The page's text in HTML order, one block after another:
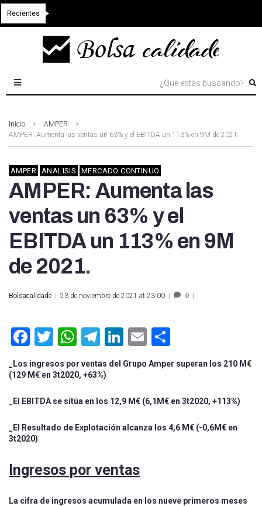
Recientes
Inicio
AMPER
AMPER: Aumenta las ventas un 63% y el EBITDA un 113% en 9M de 2021.
AMPER ANALISIS MERCADO CONTINUO
AMPER: Aumenta las
ventas un 63% y el
EBITDA un 113% en 9M
de 2021.
Bolsacalidade 23 de noviembre de 2021 at 23:00 0
Facebook
Twitter
WhatsApp
Telegram
LinkedIn
Email
_Los ingresos por ventas del Grupo Amper superan los 210 M€
(129 M€ en 3t2020, +63%)
_El EBITDA se sitúa en los 12,9 M€ (6,1M€ en 3t2020, +113%)
_El Resultado de Explotación alcanza los 4,6 M€ (-0,6M€ en
3t2020)
Ingresos por ventas
La cifra de ingresos acumulada en los nueve primeros meses